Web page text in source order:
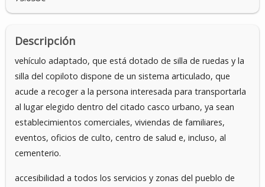
Descripción
vehículo adaptado, que está dotado de silla de ruedas y la
silla del copiloto dispone de un sistema articulado, que
acude a recoger a la persona interesada para transportarla
al lugar elegido dentro del citado casco urbano, ya sean
establecimientos comerciales, viviendas de familiares,
eventos, oficios de culto, centro de salud e, incluso, al
cementerio.
accesibilidad a todos los servicios y zonas del pueblo de